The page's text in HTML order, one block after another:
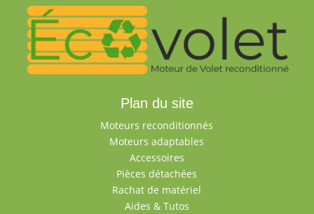
Plan du site
Moteurs reconditionnés
Moteurs adaptables
Accessoires
Pièces détachées
Rachat de matériel
Aides & Tutos